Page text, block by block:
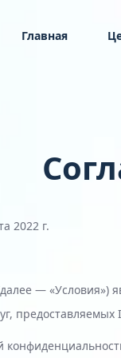
Главная
2022 г.
—
предоставляемых